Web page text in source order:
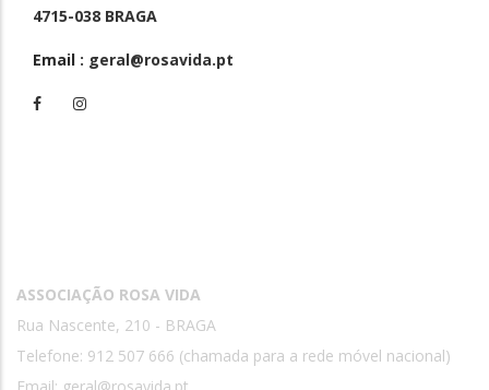
4715-038 BRAGA
Email : geral@rosavida.pt
ASSOCIAÇÃO ROSA VIDA
Rua Nascente, 210 - BRAGA
Telefone: 912 507 666 (chamada para a rede móvel nacional)